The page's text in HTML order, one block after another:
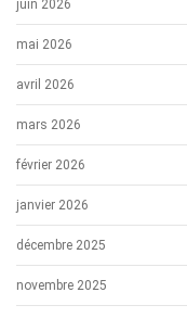
juin 2026
mai 2026
avril 2026
mars 2026
février 2026
janvier 2026
décembre 2025
novembre 2025